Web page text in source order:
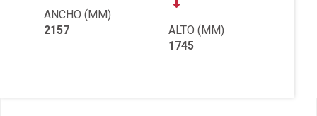
ANCHO (MM)
2157
ALTO (MM)
1745